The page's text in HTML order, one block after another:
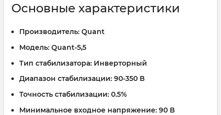
Основные характеристики
Производитель: Quant
Модель: Quant-5,5
Тип стабилизатора: Инверторный
Диапазон стабилизации: 90-350 В
Точность стабилизации: 0.5%
Минимальное входное напряжение: 90 В